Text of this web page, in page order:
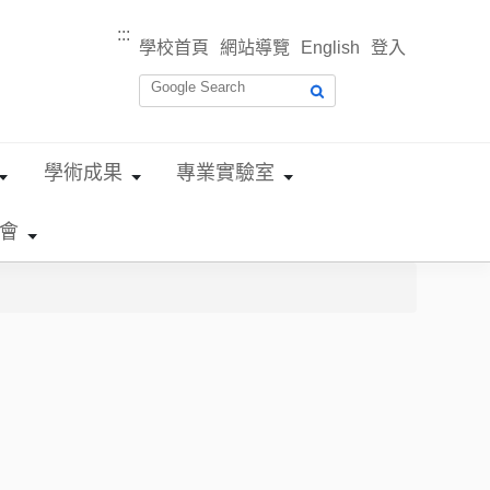
:::
學校首頁 網站導覽 English 登入
學術成果 專業實驗室